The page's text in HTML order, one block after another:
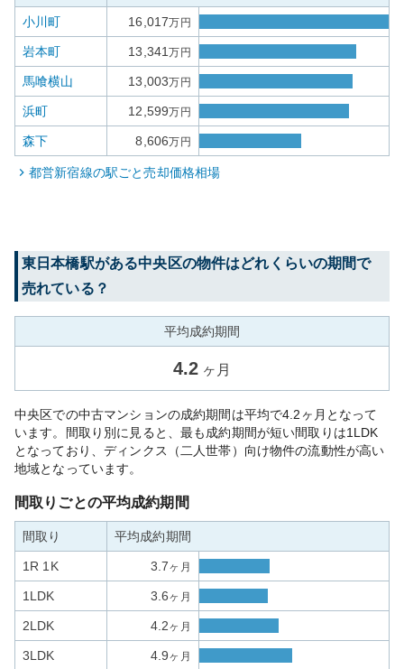
小川町 16,017万円
岩本町 13,341万円
馬喰横山 13,003万円
浜町 12,599万円
森下 8,606万円
都営新宿線の駅ごと売却価格相場
東日本橋駅がある中央区の物件はどれくらいの期間で
売れている？
平均成約期間
4.2 ヶ月
中央区での中古マンションの成約期間は平均で4.2ヶ月となって
います。間取り別に見ると、最も成約期間が短い間取りは1LDK
となっており、ディンクス（二人世帯）向け物件の流動性が高い
地域となっています。
間取りごとの平均成約期間
間取り 平均成約期間
1R 1K 3.7ヶ月
1LDK 3.6ヶ月
2LDK 4.2ヶ月
3LDK 4.9ヶ月